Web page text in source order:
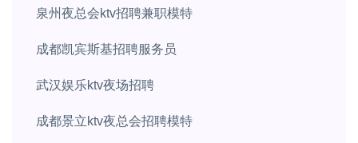
泉州夜总会ktv招聘兼职模特
成都凯宾斯基招聘服务员
武汉娱乐ktv夜场招聘
成都景立ktv夜总会招聘模特